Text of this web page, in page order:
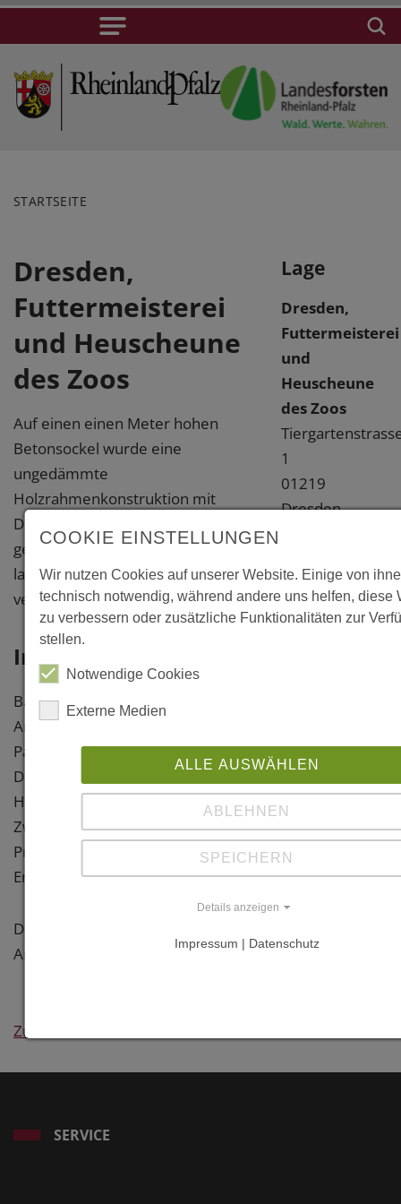
STARTSEITE
Dresden,
Futtermeisterei
und Heuscheune
des Zoos
Auf einen einen Meter hohen
Betonsockel wurde eine
ungedämmte
Holzrahmenkonstruktion mit
Dach aus Fachwerkbindern
gestellt. Sie ist aussen mit schwarz
lasierten Lärchenbrettern
verschalt.
Information
Baujahr: 2007
Architekt: Heinle, Wischer und
Partner Freie Architekten BDA,
Dresden
Holzbau: Zimmerei Bartneck,
Zwönitz
Preise:
Erlweinpreis 2008
Deutscher Fassadenpreis 2009,
Anerkennung
Zurück
Lage
Dresden,
Futtermeisterei
und
Heuscheune
des Zoos
1
01219
Dresden
Weitere
zimmerei-
bartneck.de
SERVICE
COOKIE EINSTELLUNGEN
Wir nutzen Cookies auf unserer Website. Einige von
technisch notwendig, während andere uns helfen, diese
zu verbessern oder zusätzliche Funktionalitäten zur
stellen.
Notwendige Cookies
Externe Medien
ALLE AUSWÄHLEN
ABLEHNEN
SPEICHERN
Details anzeigen
Impressum | Datenschutz